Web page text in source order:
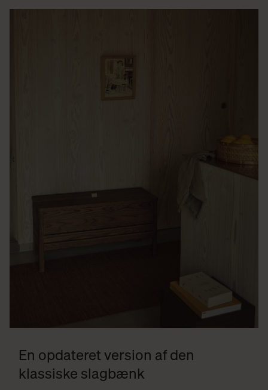
En opdateret version af den
klassiske slagbænk